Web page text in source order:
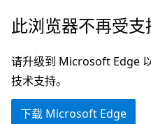
跳
主
要
内
此浏览器不再受支
请升级到 Microsoft Edge
技术支持。
下载 Microsoft Edge